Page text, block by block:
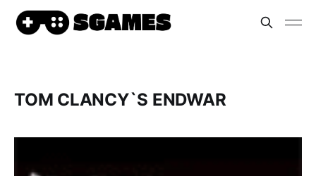
TOM CLANCY`S ENDWAR